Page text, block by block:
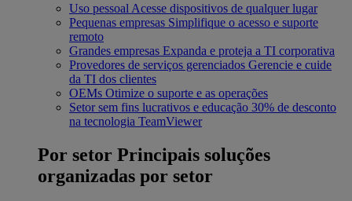
Uso pessoal Acesse dispositivos de qualquer lugar
Pequenas empresas Simplifique o acesso e suporte
remoto
Grandes empresas Expanda e proteja a TI corporativa
Provedores de serviços gerenciados Gerencie e cuide
da TI dos clientes
OEMs Otimize o suporte e as operações
Setor sem fins lucrativos e educação 30% de desconto
na tecnologia TeamViewer
Por setor Principais soluções
organizadas por setor